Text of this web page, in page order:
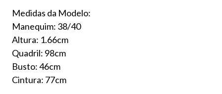
Medidas da Modelo:
Manequim: 38/40
Altura: 1.66cm
Quadril: 98cm
Busto: 46cm
Cintura: 77cm